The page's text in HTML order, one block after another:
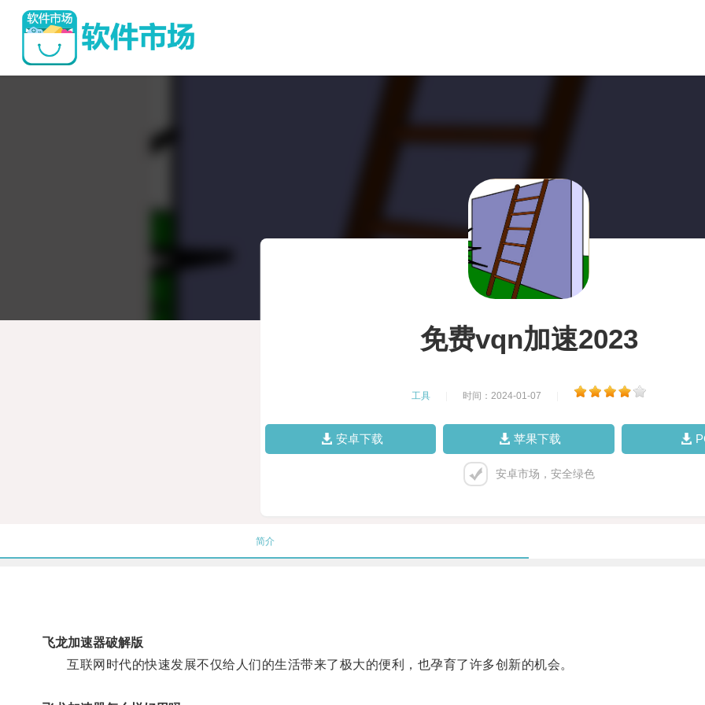
免费vqn加速2023
工具 时间：2024-01-07
安卓下载 苹果下载
安卓市场，安全绿色
简介
飞龙加速器破解版
互联网时代的快速发展不仅给人们的生活带来了极大的便利，也孕育了许多创新的机会。